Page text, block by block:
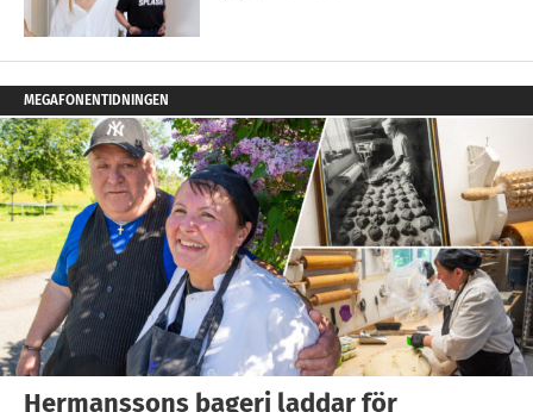
MEGAFONENTIDNINGEN
Hermanssons bageri laddar för